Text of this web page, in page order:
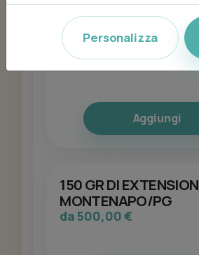
100 GR DI EXTENSION
MONTENAPO/ PG
da 400,00 €
Aggiungi
150 GR DI EXTENSION
MONTENAPO/PG
da 500,00 €
Personalizza